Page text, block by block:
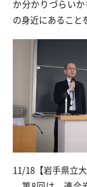
か分かりづらい
の身近にあること
11/18【岩手県立